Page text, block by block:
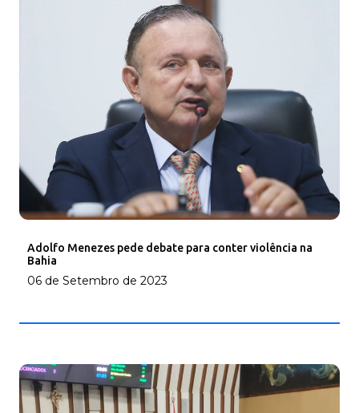
Adolfo Menezes pede debate para conter violência na
Bahia
06 de Setembro de 2023